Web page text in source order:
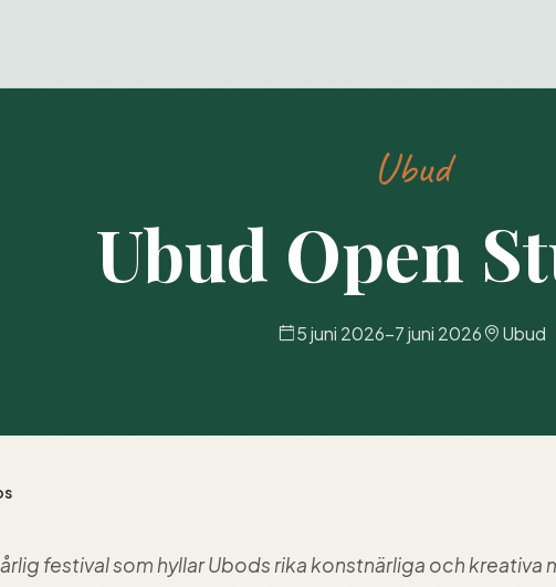
Ubud
Ubud Open
5 juni 2026–7 juni 2026 Ubud
festival som hyllar Ubods rika konstnärliga och kreativa